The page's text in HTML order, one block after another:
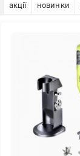
акції новинки